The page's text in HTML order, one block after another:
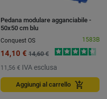
Pedana modulare agganciabile -
50x50 cm blu
Conquest OS
1583B
14,10 € 14,60 €
11,56 € IVA esclusa
Aggiungi al carrello add_shopping_cart